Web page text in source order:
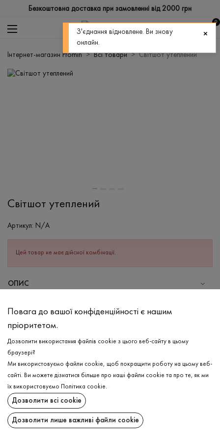
Безкоштовна доставка при замовленні від 2000 грн
0
Інтернет-магазин Promin Всі товари Світшот утеплений
Світшот утеплений
Артикул: N/A
Цей товар не має дійсної комбінації.
ОПИС
Бавовна - 70%, Поліестер - 30%
Прання в холодній воді (до 30 ° C)
Відбілювання заборонено
Прасувати при низькій температурі
Не можна віджимати і сушити в пральній машині
ДОСТАВКА
ПОВЕРНЕННЯ
Повага до вашої конфіденційності є нашим
пріоритетом.
Дозволити використання файлів cookie з цього веб-сайту в цьому
браузері?
Ми використовуємо файли cookie, щоб покращити роботу на цьому веб-
сайті. Ви можете дізнатися більше про наші файли cookie та про те, як ми
їх використовуємо
Політика cookie.
Дозволити всі cookie
Дозволити лише важливі файли cookie
З'єднання відновлене. Ви знову
онлайн.